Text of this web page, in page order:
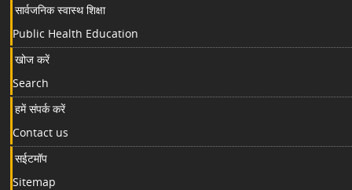
सार्वजनिक स्वास्थ शिक्षा
Public Health Education
खोज करें
Search
हमें संपर्क करें
Contact us
सईटमॉप
Sitemap